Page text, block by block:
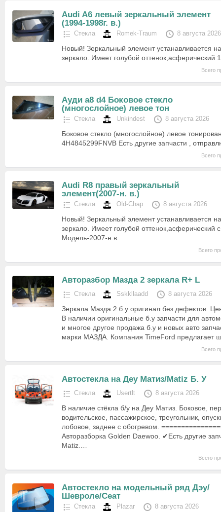
Audi A6 левый зеркальный элемент
(1994-1998г. в.)
Стекла Romek-Traum 8 августа 2026
Новый! Зеркальный элемент устанавливается
зеркало. Имеет голубой оттенок,асферический
Всего
Ауди a8 d4 Боковое стекло
(многослойное) левое тон
Стекла Unkindest 8 августа 2026
Боковое стекло (многослойное) левое
4H4845299FNVB Есть другие запчасти ,
Всего
Audi R8 правый зеркальный
элемент(2007-н. в.)
Стекла Old-Chap 8 августа 2026
Новый! Зеркальный элемент устанавливается
зеркало. Имеет голубой оттенок,асферический
Модель-2007-н.в.
Всего
Авторазбор Мазда 2 зеркала R+ L
Стекла Sskkllaadd 8 августа 2026
Зеркала Мазда 2 б.у оригинал без дефектов.
В наличии оригинальные б.у запчасти для
и многое другое продажа б.у и новых авто
марки МАЗДА. Компания TimeFord предлагает
Всего
Автостекла на Деу Матиз/Matiz Б. У
Стекла Usertlt 8 августа 2026
В наличие стёкла б/у на Деу Матиз. Боковое,
водительское, пассажирское, треугольник,
лобовое, заднее с обогревом.
Авторазборка Golden Daewoo. ✔Есть другие
Matiz.…
Всего
Автостекло на модельный ряд Дэу/
Шевроле/Сеат
Стекла Plazar 8 августа 2026